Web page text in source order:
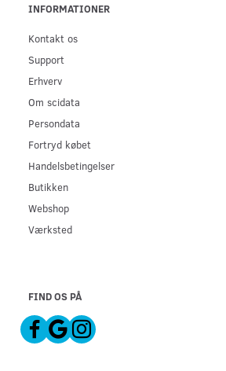
INFORMATIONER
Kontakt os
Support
Erhverv
Om scidata
Persondata
Fortryd købet
Handelsbetingelser
Butikken
Webshop
Værksted
FIND OS PÅ